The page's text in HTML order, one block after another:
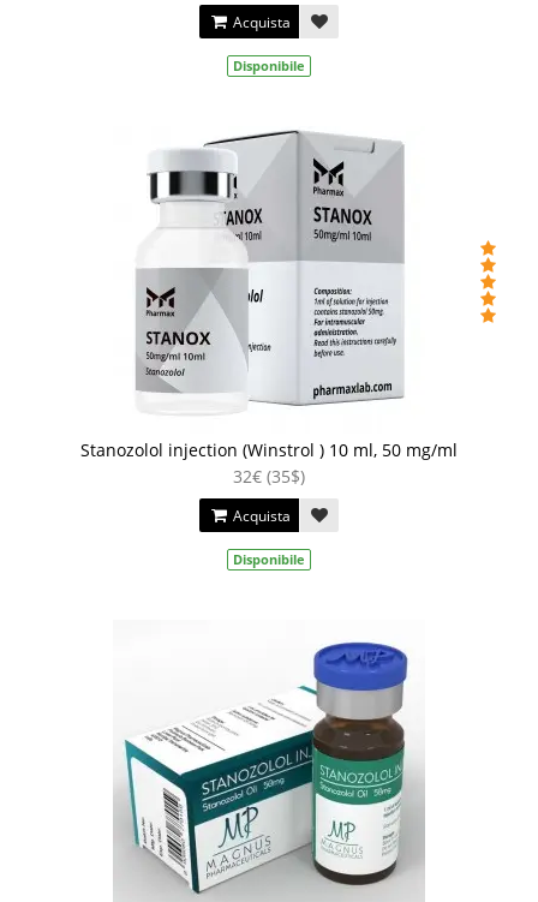
Acquista
Disponibile
Stanozolol injection (Winstrol ) 10 ml, 50 mg/ml
32€ (35$)
Acquista
Disponibile